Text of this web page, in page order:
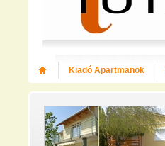
Kiadó Apartmanok